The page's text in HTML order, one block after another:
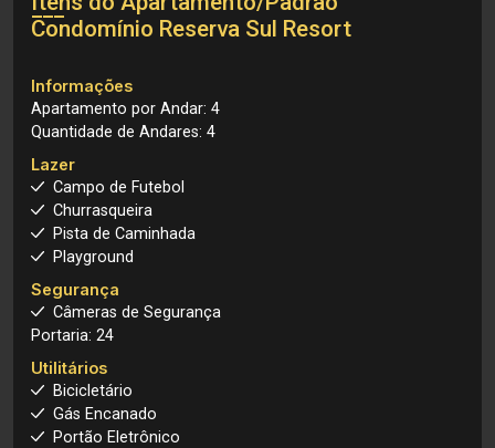
Condomínio Reserva Sul Resort
Informações
Apartamento por Andar: 4
Quantidade de Andares: 4
Lazer
Campo de Futebol
Churrasqueira
Pista de Caminhada
Playground
Segurança
Câmeras de Segurança
Portaria: 24
Utilitários
Bicicletário
Gás Encanado
Portão Eletrônico